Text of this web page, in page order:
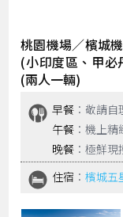
桃園機場／檳城
(小印度區、甲
(兩人一輛)
早餐 ：敬請自
午餐 ：機上
晚餐 ：極鮮
住宿 ：檳城五